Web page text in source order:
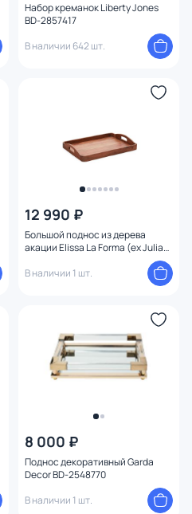
Набор креманок Liberty Jones
BD-2857417
В наличии 642 шт.
12 990 ₽
Большой поднос из дерева
акации Elissa La Forma (ex Julia
В наличии 1 шт.
8 000 ₽
Поднос декоративный Garda
Decor BD-2548770
В наличии 1 шт.